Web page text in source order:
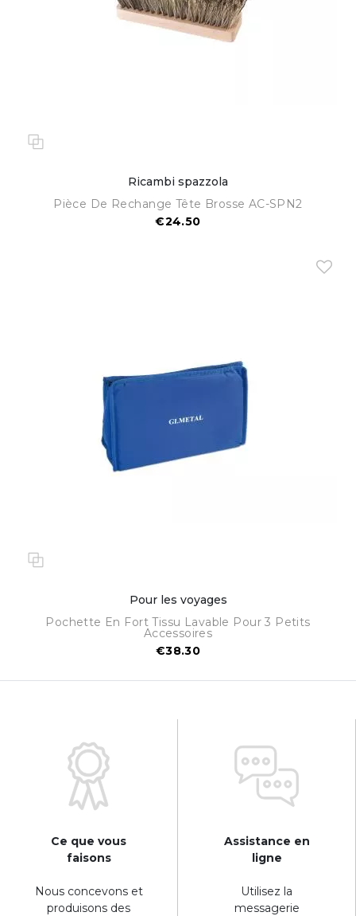
Ricambi spazzola
Pièce De Rechange Tête Brosse AC-SPN2
€24.50
Pour les voyages
Pochette En Fort Tissu Lavable Pour 3 Petits
Accessoires
€38.30
Ce que vous
faisons
Nous concevons et
produisons des
Assistance en
ligne
Utilisez la
messagerie